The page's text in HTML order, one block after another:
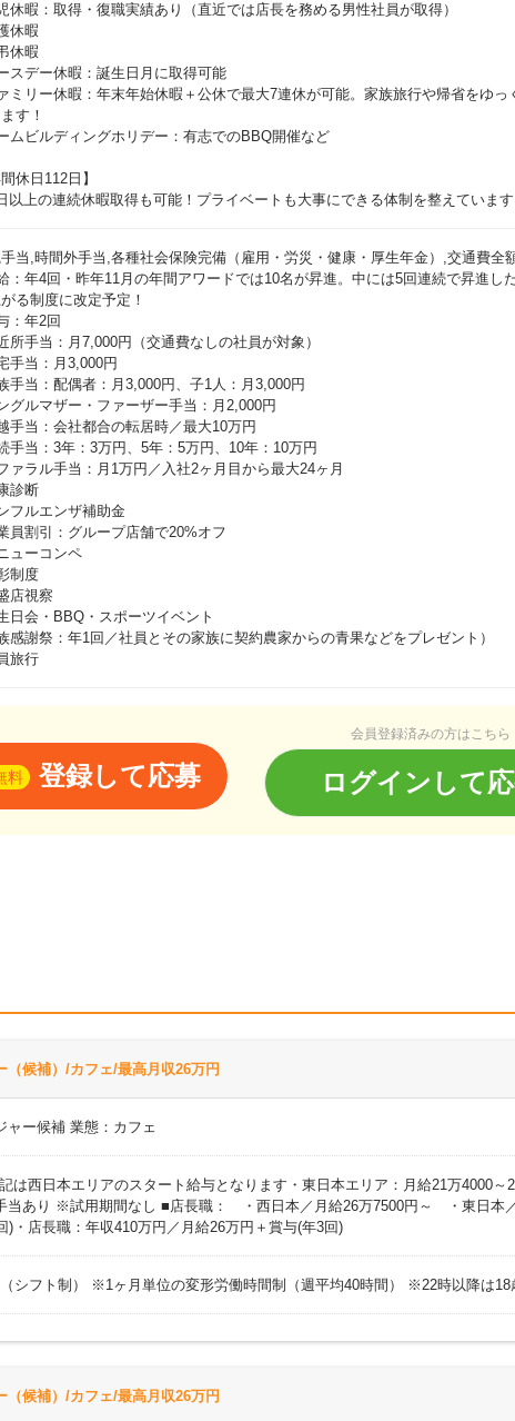
休暇：取得・復職実績あり（直近では店長を務める男性社員が取得）
休暇
休暇
スデー休暇：誕生日月に取得可能
ミリー休暇：年末年始休暇＋公休で最大7連休が可能。家族旅行や帰省をゆ
す！
ムビルディングホリデー：有志でのBBQ開催など
間休日112日】
以上の連続休暇取得も可能！プライベートも大事にできる体制を整えています
当,時間外手当,各種社会保険完備（雇用・労災・健康・厚生年金）,交通費全
：年4回・昨年11月の年間アワードでは10名が昇進。中には5回連続で昇進し
がる制度に改定予定！
：年2回
所手当：月7,000円（交通費なしの社員が対象）
手当：月3,000円
手当：配偶者：月3,000円、子1人：月3,000円
グルマザー・ファーザー手当：月2,000円
手当：会社都合の転居時／最大10万円
手当：3年：3万円、5年：5万円、10年：10万円
ァラル手当：月1万円／入社2ヶ月目から最大24ヶ月
診断
フルエンザ補助金
員割引：グループ店舗で20%オフ
ューコンペ
制度
店視察
日会・BBQ・スポーツイベント
感謝祭：年1回／社員とその家族に契約農家からの青果などをプレゼント）
旅行
料 登録して応募
会員登録済みの方はこちら
ログインして
（候補）/カフェ/最高月収26万円
ャー候補 業態：カフェ
は西日本エリアのスタート給与となります・東日本エリア：月給21万4000
当あり ※試用期間なし ■店長職： ・西日本／月給26万7500円～ ・東日本
)・店長職：年収410万円／月給26万円＋賞与(年3回)
シフト制） ※1ヶ月単位の変形労働時間制（週平均40時間） ※22時以降は18
（候補）/カフェ/最高月収26万円